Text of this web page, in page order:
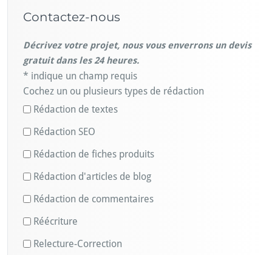
Contactez-nous
Décrivez votre projet, nous vous enverrons un devis
gratuit dans les 24 heures.
* indique un champ requis
Cochez un ou plusieurs types de rédaction
Rédaction de textes
Rédaction SEO
Rédaction de fiches produits
Rédaction d'articles de blog
Rédaction de commentaires
Réécriture
Relecture-Correction